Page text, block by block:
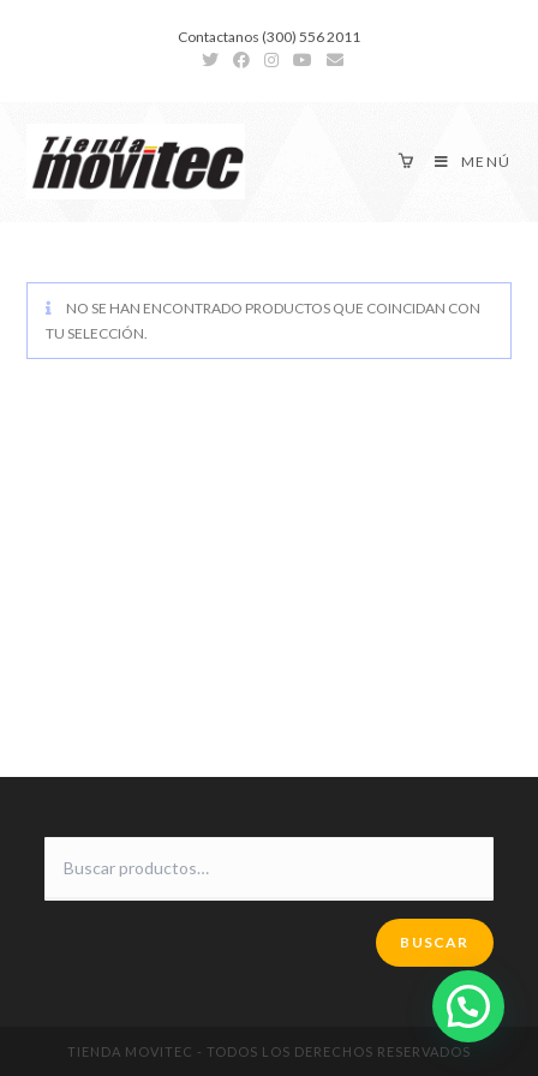
Contactanos (300) 556 2011
MENÚ
NO SE HAN ENCONTRADO PRODUCTOS QUE COINCIDAN CON
TU SELECCIÓN.
BUSCAR
TIENDA MOVITEC - TODOS LOS DERECHOS RESERVADOS